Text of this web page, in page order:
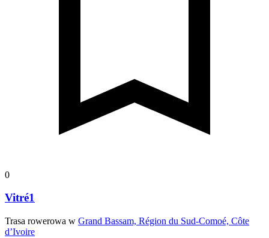
0
Vitré1
Trasa rowerowa w Grand Bassam, Région du Sud-Comoé, Côte
d’Ivoire